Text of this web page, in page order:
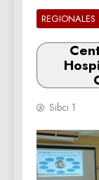
REGIONALES
Sibci 1